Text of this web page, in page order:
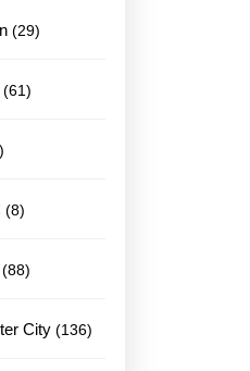
2929
6161
88
8888
City 136136